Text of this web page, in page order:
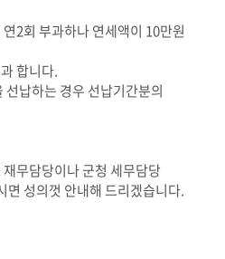
2회 부과하나 연세액이 10만원
합니다.
납하는 경우 선납기간분의
무담당이나 군청 세무담당
성의껏 안내해 드리겠습니다.